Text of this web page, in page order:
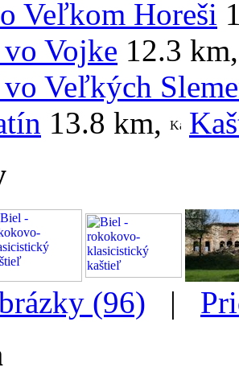
Veľkom Horeši
Vojke 12.3 km,
Veľkých
13.8 km,
(96) |